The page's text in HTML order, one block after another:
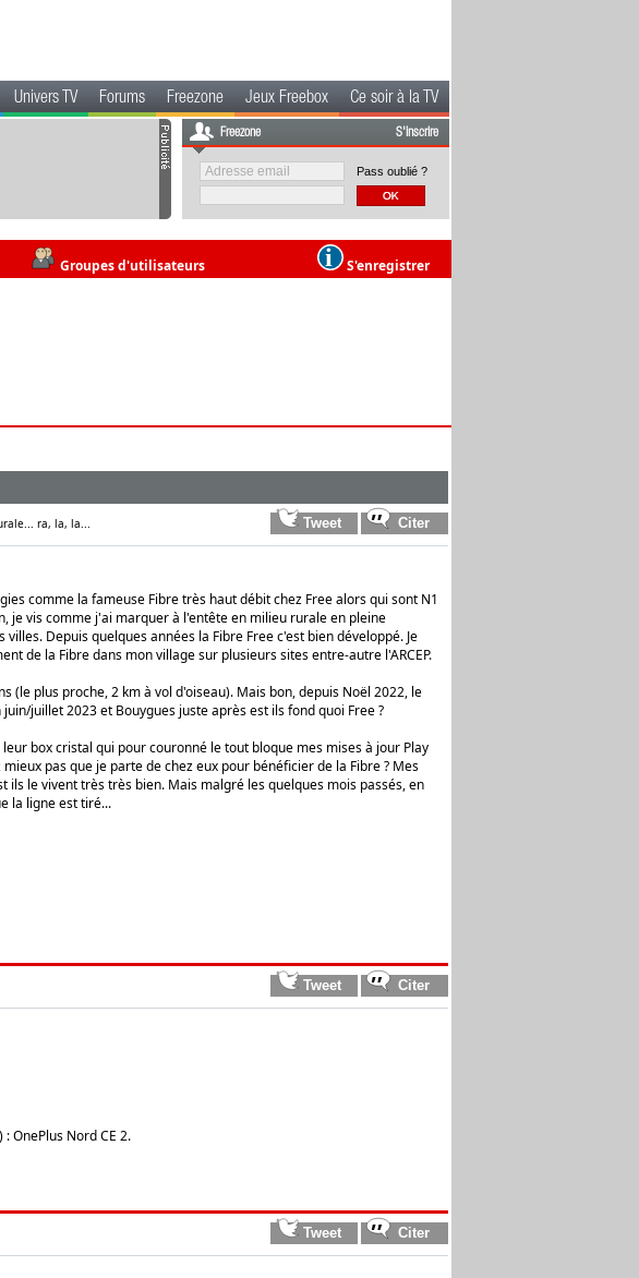
Univers TV Forums Freezone Jeux Freebox Ce soir à la TV
Freezone S'inscrire
Pass oublié ?
Groupes d'utilisateurs S'enregistrer
ra, la, la...
comme la fameuse Fibre très haut débit chez Free alors qui sont N1
je vis comme j'ai marquer à l'entête en milieu rurale en pleine
Depuis quelques années la Fibre Free c'est bien développé. Je
de la Fibre dans mon village sur plusieurs sites entre-autre l'ARCEP.
(le plus proche, 2 km à vol d'oiseau). Mais bon, depuis Noël 2022, le
juillet 2023 et Bouygues juste après est ils fond quoi Free ?
box cristal qui pour couronné le tout bloque mes mises à jour Play
pas que je parte de chez eux pour bénéficier de la Fibre ? Mes
ils le vivent très très bien. Mais malgré les quelques mois passés, en
la ligne est tiré...
OnePlus Nord CE 2.